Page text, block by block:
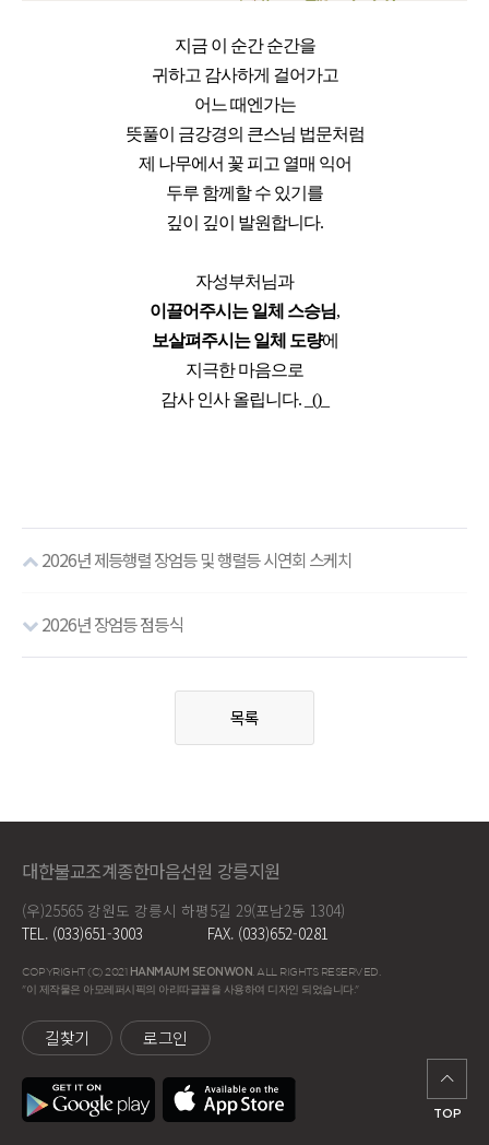
지금 이 순간 순간을
귀하고 감사하게 걸어가고
어느 때엔가는
뜻풀이 금강경의 큰스님 법문처럼
제 나무에서 꽃 피고 열매 익어
두루 함께할 수 있기를
깊이 깊이 발원합니다.
자성부처님과
이끌어주시는 일체 스승님,
보살펴주시는 일체 도량에
지극한 마음으로
감사 인사 올립니다. _()_
2026년 제등행렬 장엄등 및 행렬등 시연회 스케치
2026년 장엄등 점등식
목록
대한불교조계종한마음선원 강릉지원
(우)25565 강원도 강릉시 하평5길 29(포남2동 1304)
TEL. (033)651-3003
FAX. (033)652-0281
COPYRIGHT (C) 2021 HANMAUM SEONWON . ALL RIGHTS RESERVED.
"이 제작물은 아모레퍼시픽의 아리따글꼴을 사용하여 디자인 되었습니다."
길찾기 로그인
TOP